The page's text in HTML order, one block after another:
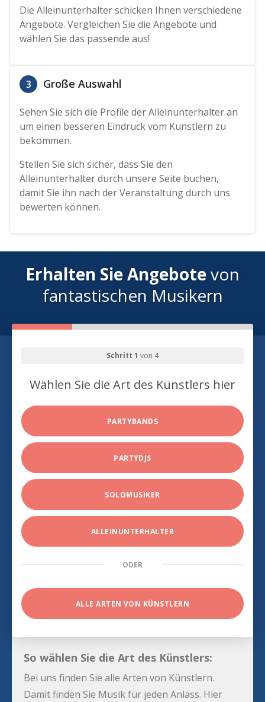
Die Alleinunterhalter schicken Ihnen verschiedene
Angebote. Vergleichen Sie die Angebote und
wählen Sie das passende aus!
3 Große Auswahl
Sehen Sie sich die Profile der Alleinunterhalter an
um einen besseren Eindruck vom Künstlern zu
bekommen.
Stellen Sie sich sicher, dass Sie den
Alleinunterhalter durch unsere Seite buchen,
damit Sie ihn nach der Veranstaltung durch uns
bewerten können.
Erhalten Sie Angebotevon
fantastischen Musikern
Schritt 1 von 4
Wählen Sie die Art des Künstlers hier
PARTYBANDS
PARTYDJS
SOLOMUSIKER
ALLEINUNTERHALTER
ODER
ALLE ARTEN VON KÜNSTLERN
So wählen Sie die Art des Künstlers:
Bei uns finden Sie alle Arten von Künstlern.
Damit finden Sie Musik für jeden Anlass. Hier